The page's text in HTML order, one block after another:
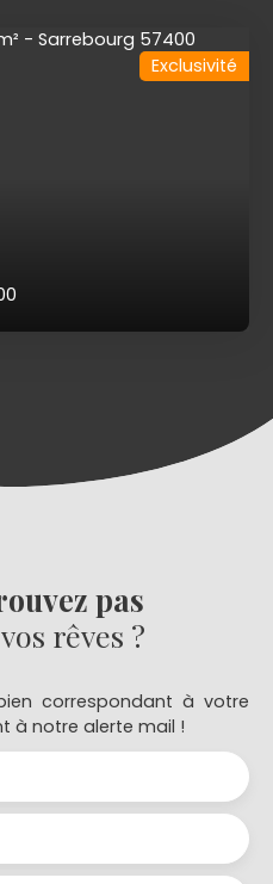
Exclusivité
pas
rêves ?
correspondant à votre
à notre alerte mail !